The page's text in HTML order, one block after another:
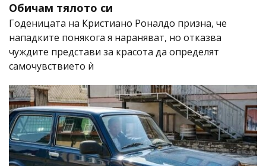
Обичам тялото си
Годеницата на Кристиано Роналдо призна, че
нападките понякога я нараняват, но отказва
чуждите представи за красота да определят
самочувствието ѝ